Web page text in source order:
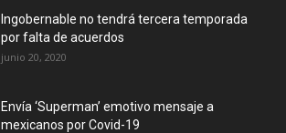
Ingobernable no tendrá tercera temporada
por falta de acuerdos
junio 20, 2020
Envía ‘Superman’ emotivo mensaje a
mexicanos por Covid-19